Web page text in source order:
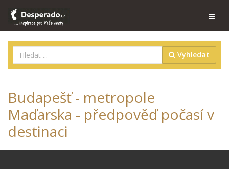
Vyhledat
Budapešť - metropole
Maďarska - předpověď počasí v
destinaci